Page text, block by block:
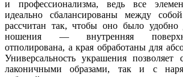
и профессионализма, ведь все
идеально сбалансированы между
рассчитан так, чтобы оно было удобно
ношения — внутренняя
отполирована, а края обработаны для
Универсальность украшения позволяет
лаконичными образами, так и с